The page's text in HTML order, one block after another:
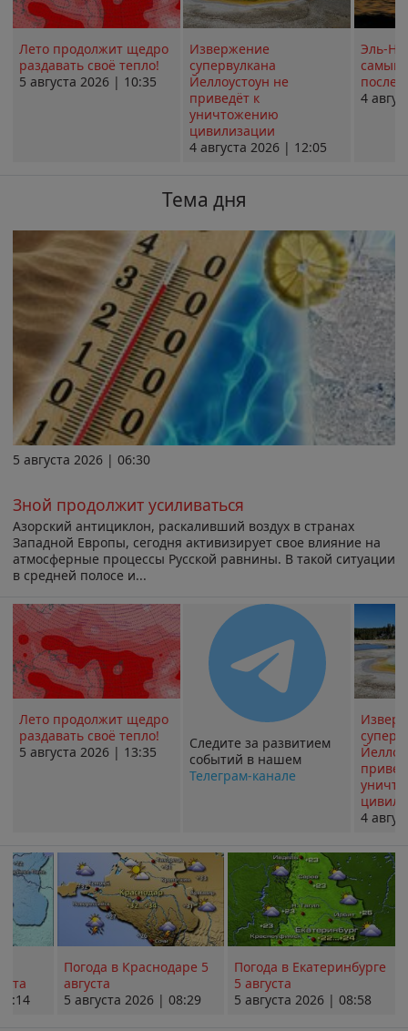
Лето продолжит щедро
раздавать своё тепло!
5 августа 2026 | 10:35
Извержение
супервулкана
Йеллоустоун не
приведёт к
уничтожению
цивилизации
4 августа 2026 | 12:05
Эль-
самым
4
Тема дня
5 августа 2026 | 06:30
Зной продолжит усиливаться
Азорский антициклон, раскаливший воздух в странах
Западной Европы, сегодня активизирует свое влияние на
атмосферные процессы Русской равнины. В такой ситуации
в средней полосе и...
Лето продолжит щедро
раздавать своё тепло!
5 августа 2026 | 13:35
Следите за развитием
событий в нашем
Телеграм-канале
4
Погода в Краснодаре 5
августа
5 августа 2026 | 08:29
Погода в Екатеринбурге
5 августа
5 августа 2026 | 08:58